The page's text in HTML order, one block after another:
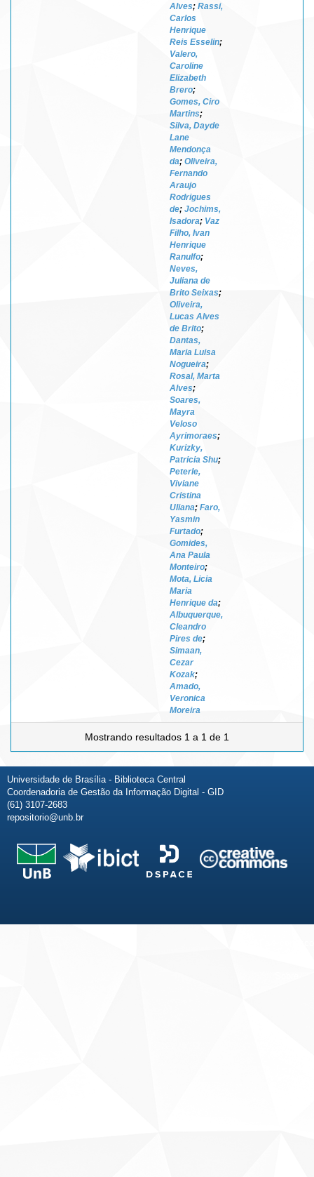
Alves; Rassi,
Carlos
Henrique
Reis Esselin;
Valero,
Caroline
Elizabeth
Brero;
Gomes, Ciro
Martins;
Silva, Dayde
Lane
Mendonça
da; Oliveira,
Fernando
Araujo
Rodrigues
de; Jochims,
Isadora; Vaz
Filho, Ivan
Henrique
Ranulfo;
Neves,
Juliana de
Brito Seixas;
Oliveira,
Lucas Alves
de Brito;
Dantas,
Maria Luisa
Nogueira;
Rosal, Marta
Alves;
Soares,
Mayra
Veloso
Ayrimoraes;
Kurizky,
Patricia Shu;
Peterle,
Viviane
Cristina
Uliana; Faro,
Yasmin
Furtado;
Gomides,
Ana Paula
Monteiro;
Mota, Licia
Maria
Henrique da;
Albuquerque,
Cleandro
Pires de;
Simaan,
Cezar
Kozak;
Amado,
Veronica
Moreira
Mostrando resultados 1 a 1 de 1
Universidade de Brasília - Biblioteca Central
Coordenadoria de Gestão da Informação Digital - GID
(61) 3107-2683
repositorio@unb.br